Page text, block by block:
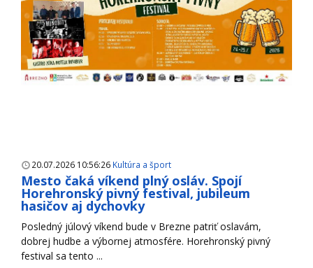
20.07.2026 10:56:26 Kultúra a šport
Mesto čaká víkend plný osláv. Spojí
Horehronský pivný festival, jubileum
hasičov aj dychovky
Posledný júlový víkend bude v Brezne patriť oslavám,
dobrej hudbe a výbornej atmosfére. Horehronský pivný
festival sa tento ...